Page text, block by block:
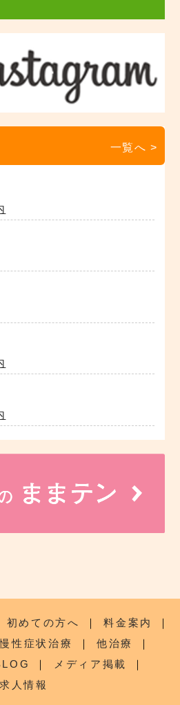
一覧へ >
初めての方へ ｜ 料金案内
｜
慢性症状治療 ｜ 他治療
｜
｜ メディア掲載
｜
求人情報